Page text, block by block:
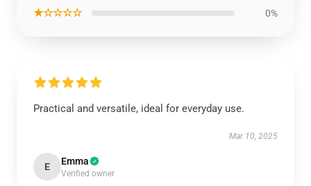
★☆☆☆☆ 0%
Practical and versatile, ideal for everyday use.
Mar 10, 2025
E Emma
Verified owner